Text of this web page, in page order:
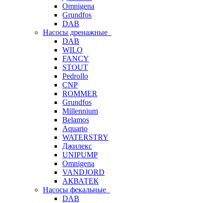
Omnigena
Grundfos
DAB
Насосы дренажные
DAB
WILO
FANCY
STOUT
Pedrollo
CNP
ROMMER
Grundfos
Millennium
Belamos
Aquario
WATERSTRY
Джилекс
UNIPUMP
Omnigena
VANDJORD
АКВАТЕК
Насосы фекальные
DAB